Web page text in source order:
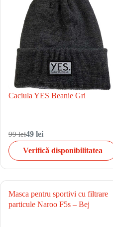
Caciula YES Beanie Gri
99 lei49 lei
Verifică disponibilitatea
Masca pentru sportivi cu filtrare
particule Naroo F5s – Bej